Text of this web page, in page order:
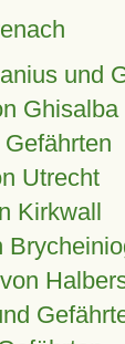
und
Utrecht
Kirkwall